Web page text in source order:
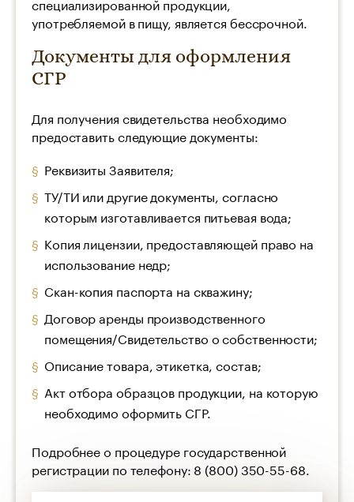
употребляемой в пищу, является бессрочной.
Документы для оформления
СГР
Для получения свидетельства необходимо
предоставить следующие документы:
Реквизиты Заявителя;
ТУ/ТИ или другие документы, согласно
которым изготавливается питьевая вода;
Копия лицензии, предоставляющей право на
использование недр;
Скан-копия паспорта на скважину;
Договор аренды производственного
помещения/Свидетельство о собственности;
Описание товара, этикетка, состав;
Акт отбора образцов продукции, на которую
необходимо оформить СГР.
Подробнее о процедуре государственной
регистрации по телефону: 8 (800) 350-55-68.